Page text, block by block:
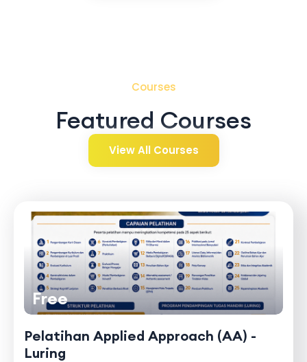
Courses
Featured Courses
View All Courses
Free
Pelatihan Applied Approach (AA) -
Luring